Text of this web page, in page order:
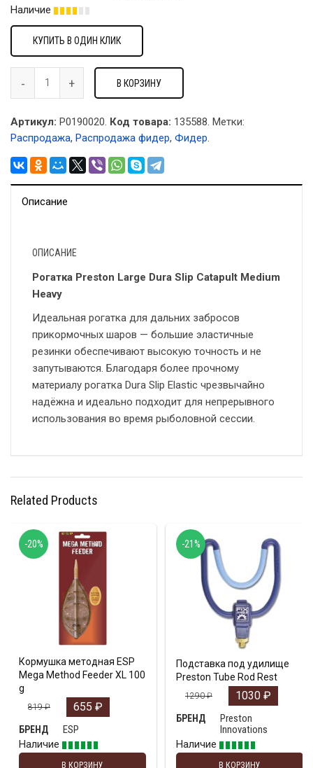
Наличие
КУПИТЬ В ОДИН КЛИК
В КОРЗИНУ
Артикул: P0190020. Код товара: 135588. Метки:
Распродажа, Распродажа фидер, Фидер.
Описание
ОПИСАНИЕ
Рогатка Preston Large Dura Slip Catapult Medium
Heavy
Идеальная рогатка для дальних забросов
прикормочных шаров — большие эластичные
резинки обеспечивают высокую точность и не
запутываются. Благодаря более прочному
материалу рогатка Dura Slip Elastic чрезвычайно
надёжна и идеально подходит для непрерывного
использования во время рыболовной сессии.
Related Products
Кормушка методная ESP
Mega Method Feeder XL 100
g
819₽ 655 ₽
БРЕНД
ESP
Наличие
В КОРЗИНУ
-20%
Подставка под удилище
Preston Tube Rod Rest
1290₽ 1030 ₽
БРЕНД
Preston
Innovations
Наличие
В КОРЗИНУ
-21%